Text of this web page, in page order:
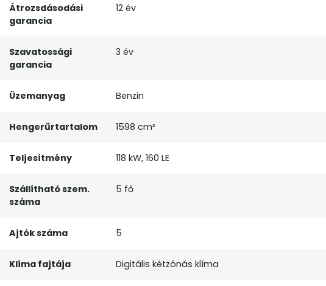
Átrozsdásodási
garancia
12 év
Szavatossági
garancia
3 év
Üzemanyag Benzin
Hengerűrtartalom 1598 cm³
Teljesítmény 118 kW, 160 LE
Szállítható szem.
száma
5 fő
Ajtók száma 5
Klíma fajtája Digitális kétzónás klíma